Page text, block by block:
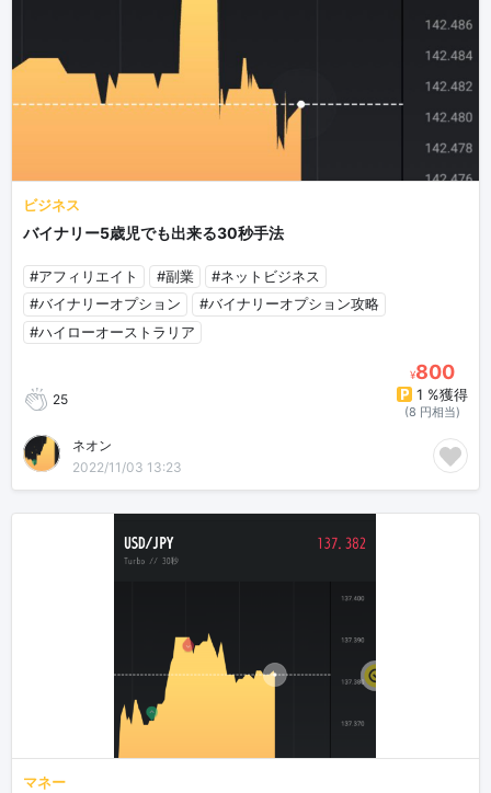
ビジネス
バイナリー5歳児でも出来る30秒手法
#アフィリエイト #副業
#ネットビジネス
#バイナリーオプション
#バイナリーオプション攻略
#ハイローオーストラリア
25
¥800
1 %獲得
(8 円相当)
ネオン
2022/11/03 13:23
マネー